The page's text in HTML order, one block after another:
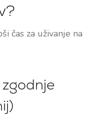
čas za uživanje na